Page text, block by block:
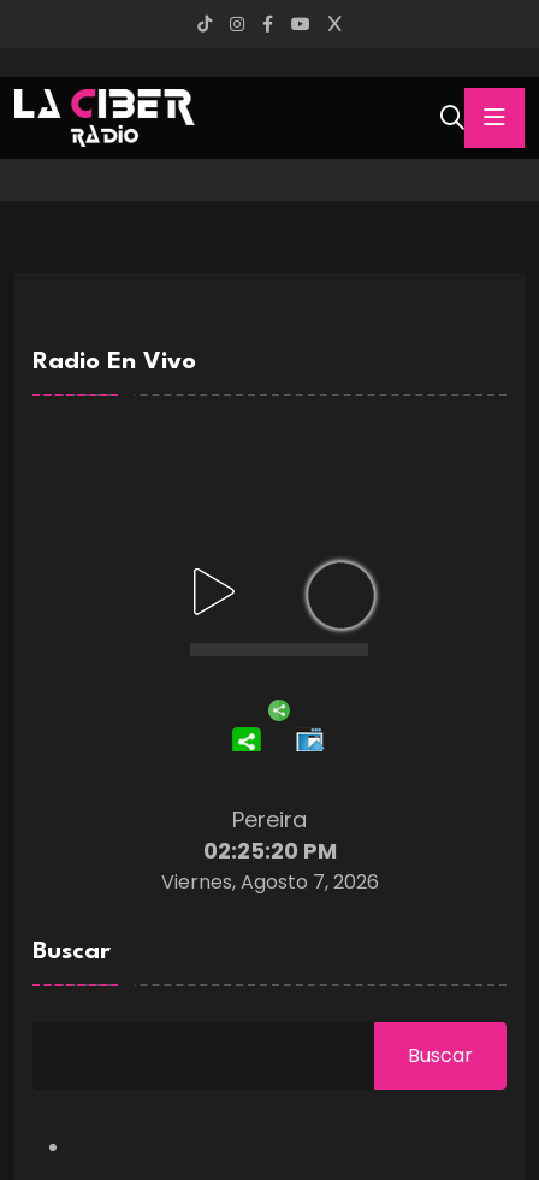
Radio En Vivo
Pereira
02:25:21 PM
Viernes, Agosto 7, 2026
Buscar
Buscar